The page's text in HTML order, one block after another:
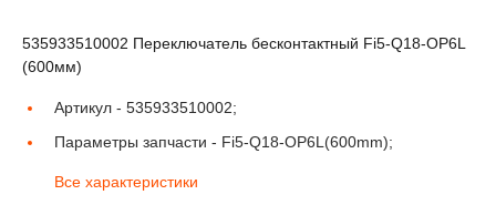
535933510002 Переключатель бесконтактный Fi5-Q18-OP6L
(600мм)
Артикул - 535933510002;
Параметры запчасти - Fi5-Q18-OP6L(600mm);
Все характеристики